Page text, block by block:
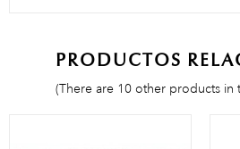
PRODUCTOS
(There are 10 other products in